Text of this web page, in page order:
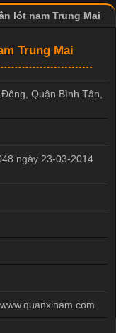
lót nam Trung Mai
Trung Mai
Đông Quận Bình Tân
ngày 23-03-2014